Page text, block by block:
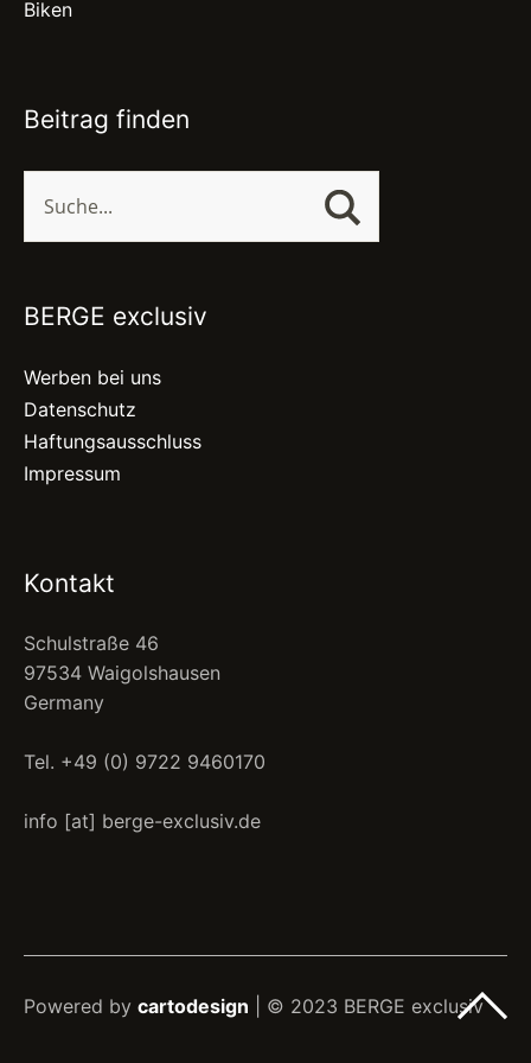
Biken
Beitrag finden
BERGE exclusiv
Werben bei uns
Datenschutz
Haftungsausschluss
Impressum
Kontakt
Schulstraße 46
97534 Waigolshausen
Germany
Tel. +49 (0) 9722 9460170
info [at] berge-exclusiv.de
Powered by cartodesign | © 2023 BERGE exclusiv